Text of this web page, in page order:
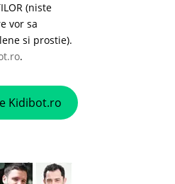
(niste
vor sa
si prostie).
.
Kidibot.ro